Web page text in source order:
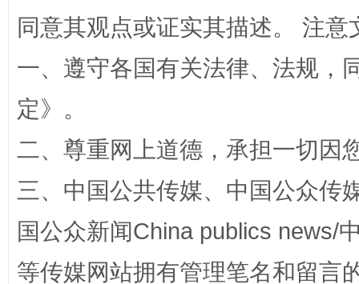
同意其观点或证实其描述。 注
一、遵守各国有关法律、法规，
定》。
二、尊重网上道德，承担一切因
三、中国公共传媒、中国公众传
国公众新闻China publics news/
等传媒网站拥有管理笔名和留言